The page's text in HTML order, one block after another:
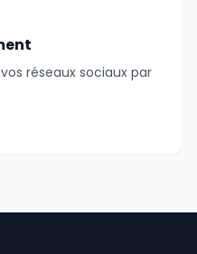
réseaux sociaux par